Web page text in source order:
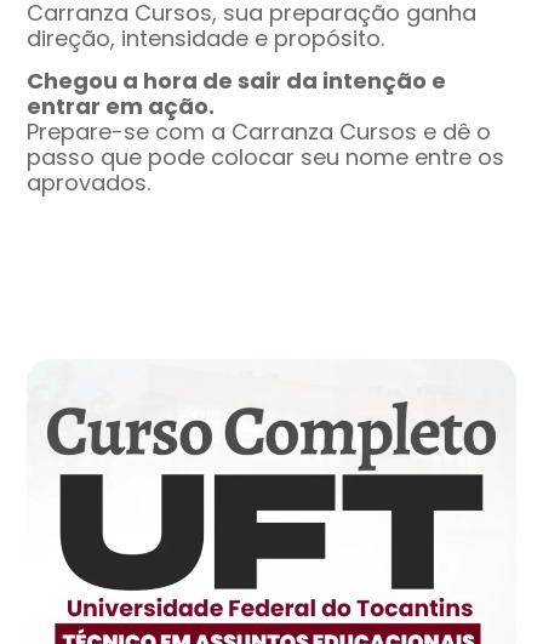
Carranza Cursos, sua preparação ganha
direção, intensidade e propósito.
Chegou a hora de sair da intenção e
entrar em ação.
Prepare-se com a Carranza Cursos e dê o
passo que pode colocar seu nome entre os
aprovados.